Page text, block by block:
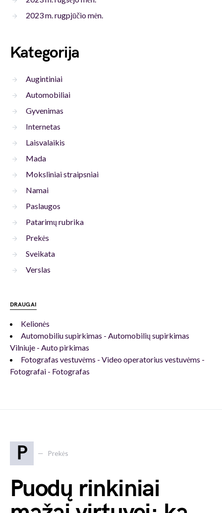
2023 m. rugpjūčio mėn.
Kategorija
Augintiniai
Automobiliai
Gyvenimas
Internetas
Laisvalaikis
Mada
Moksliniai straipsniai
Namai
Paslaugos
Patarimų rubrika
Prekės
Sveikata
Verslas
DRAUGAI
Kelionės
Automobiliu supirkimas - Automobilių supirkimas
Vilniuje - Auto pirkimas
Fotografas vestuvėms - Video operatorius vestuvėms -
Fotografai - Fotografas
P Prekės
Puodų rinkiniai